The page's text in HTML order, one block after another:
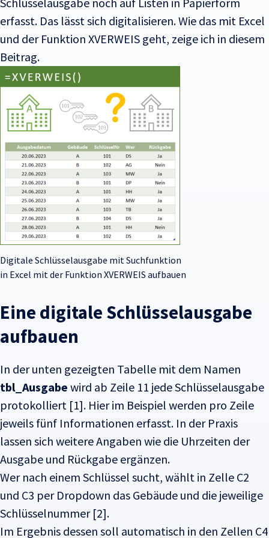
erfasst. Das lässt sich digitalisieren. Wie das mit Excel
und der Funktion XVERWEIS geht, zeige ich in diesem
Beitrag.
Digitale Schlüsselausgabe mit Suchfunktion
in Excel mit der Funktion XVERWEIS aufbauen
Eine digitale Schlüsselausgabe
aufbauen
In der unten gezeigten Tabelle mit dem Namen
tbl_Ausgabe wird ab Zeile 11 jede Schlüsselausgabe
protokolliert [1]. Hier im Beispiel werden pro Zeile
jeweils fünf Informationen erfasst. In der Praxis
lassen sich weitere Angaben wie die Uhrzeiten der
Ausgabe und Rückgabe ergänzen.
Wer nach einem Schlüssel sucht, wählt in Zelle C2
und C3 per Dropdown das Gebäude und die jeweilige
Schlüsselnummer [2].
Im Ergebnis dessen soll automatisch in den Zellen C4